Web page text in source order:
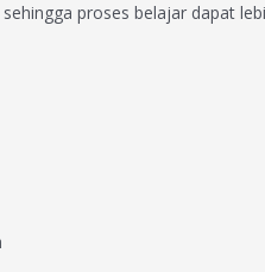
proses belajar dapat